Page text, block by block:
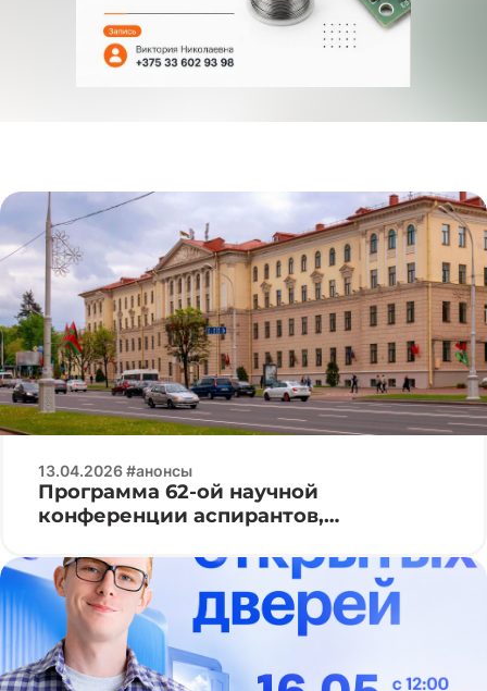
13.04.2026 #анонсы
Программа 62-ой научной
конференции аспирантов,